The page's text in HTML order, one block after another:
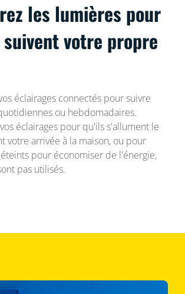
les lumières pour
votre propre
éclairages connectés pour suivre
ou hebdomadaires.
éclairages pour qu'ils s'allument le
votre arrivée à la maison, ou pour
pour économiser de l'énergie,
pas utilisés.